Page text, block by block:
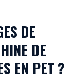
DE
DE
EN PET ?